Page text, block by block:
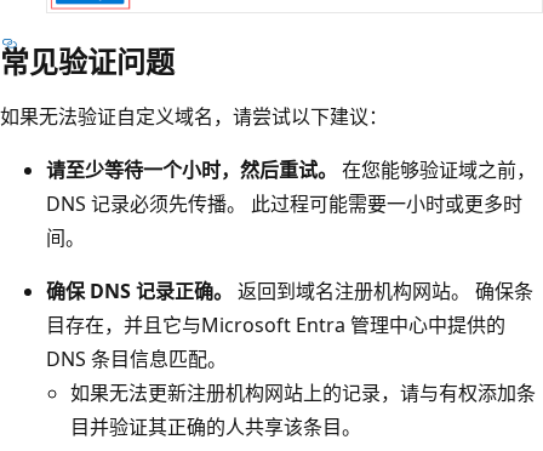
常见验证问题
如果无法验证自定义域名，请尝试以下建议：
请至少等待一个小时，然后重试。 在您能够验证域之前，
DNS 记录必须先传播。 此过程可能需要一小时或更多时
间。
确保 DNS 记录正确。 返回到域名注册机构网站。 确保条
目存在，并且它与Microsoft Entra 管理中心中提供的
DNS 条目信息匹配。
如果无法更新注册机构网站上的记录，请与有权添加条
目并验证其正确的人共享该条目。